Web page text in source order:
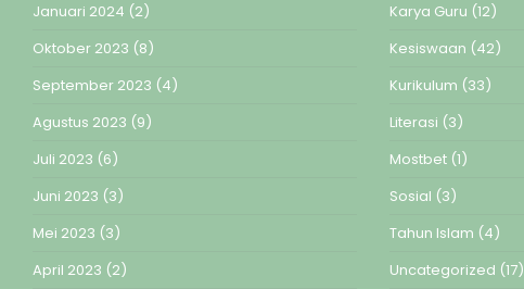
Januari 2024 (2)
Oktober 2023 (8)
September 2023 (4)
Agustus 2023 (9)
Juli 2023 (6)
Juni 2023 (3)
Mei 2023 (3)
April 2023 (2)
Karya Guru (12)
Kesiswaan (42)
Kurikulum (33)
Literasi (3)
Mostbet(1)
Sosial (3)
Tahun Islam (4)
Uncategorized (17)